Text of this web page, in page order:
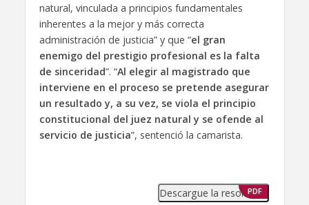
natural, vinculada a principios fundamentales
inherentes a la mejor y más correcta
administración de justicia” y que “el gran
enemigo del prestigio profesional es la falta
de sinceridad”. “Al elegir al magistrado que
interviene en el proceso se pretende asegurar
un resultado y, a su vez, se viola el principio
constitucional del juez natural y se ofende al
servicio de justicia”, sentenció la camarista.
Descargue la resolución
PDF